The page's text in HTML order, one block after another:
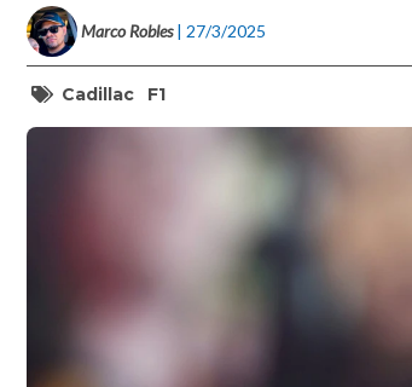
Marco Robles | 27/3/2025
Cadillac F1